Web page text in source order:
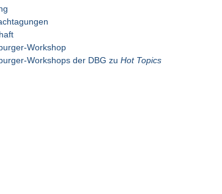
Workshop
Workshops der DBG zuHot Topics